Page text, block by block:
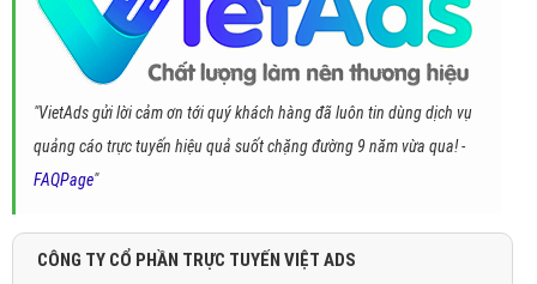
"VietAds gửi lời cảm ơn tới quý khách hàng đã luôn tin dùng dịch vụ
quảng cáo trực tuyến hiệu quả suốt chặng đường 9 năm vừa qua! -
FAQPage"
CÔNG TY CỔ PHẦN TRỰC TUYẾN VIỆT ADS